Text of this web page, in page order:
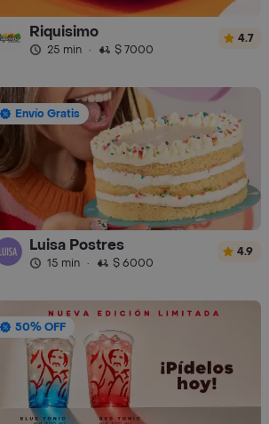
Riquisimo
25 min · $ 7000
4.7
Envío Gratis
Luisa Postres
15 min · $ 6000
4.9
50% OFF